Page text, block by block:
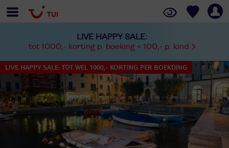
LIVE HAPPY SALE:
tot 1000,- korting p. boeking + 100,- p. kind
LIVE HAPPY SALE: TOT WEL 1000,- KORTING PER BOEKDING